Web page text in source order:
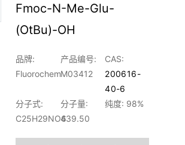
Fmoc-N-Me-Glu-
(OtBu)-OH
品牌:
Fluorochem
产品编号:
M03412
CAS:
200616-
40-6
分子式:
C25H29NO6
分子量:
439.50
纯度: 98%